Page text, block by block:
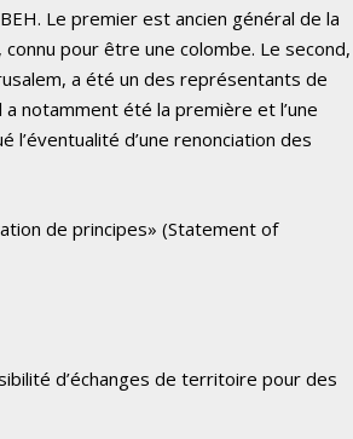
Le premier est ancien général de la
pour être une colombe. Le second,
a été un des représentants de
a notamment été la première et l’une
d’une renonciation des
de principes» (Statement of
d’échanges de territoire pour des